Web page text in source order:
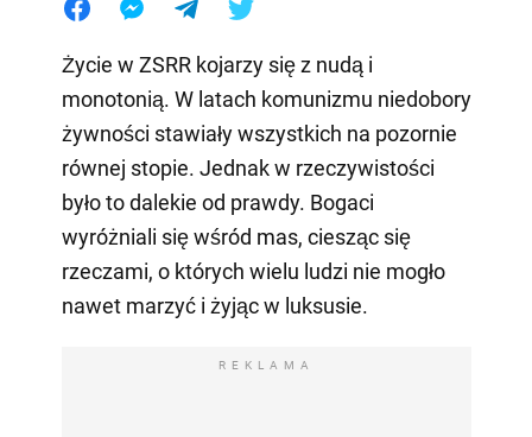
Życie w ZSRR kojarzy się z nudą i
monotonią. W latach komunizmu niedobory
żywności stawiały wszystkich na pozornie
równej stopie. Jednak w rzeczywistości
było to dalekie od prawdy. Bogaci
wyróżniali się wśród mas, ciesząc się
rzeczami, o których wielu ludzi nie mogło
nawet marzyć i żyjąc w luksusie.
REKLAMA